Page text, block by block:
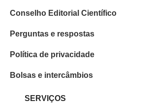
Conselho Editorial Científico
Perguntas e respostas
Política de privacidade
Bolsas e intercâmbios
SERVIÇOS